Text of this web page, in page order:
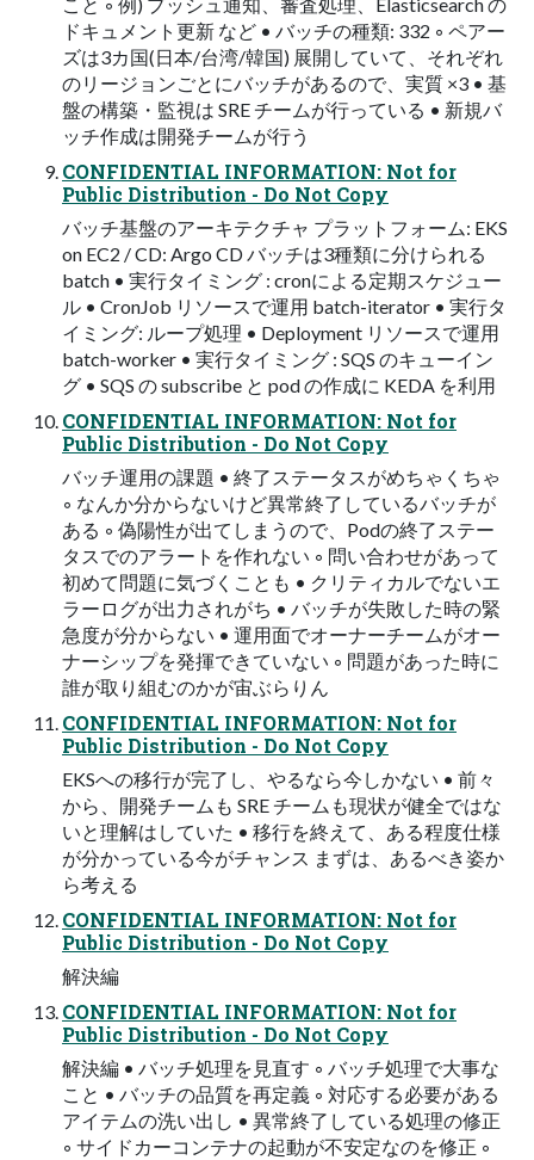
こと ◦ 例) プッシュ通知、審査処理、Elasticsearch の
ドキュメント更新 など • バッチの種類: 332 ◦ ペアー
ズは3カ国(日本/台湾/韓国) 展開していて、それぞれ
のリージョンごとにバッチがあるので、実質 ×3 • 基
盤の構築・監視は SRE チームが行っている • 新規バ
ッチ作成は開発チームが行う
CONFIDENTIAL INFORMATION: Not for
Public Distribution - Do Not Copy
バッチ基盤のアーキテクチャ プラットフォーム: EKS
on EC2 / CD: Argo CD バッチは3種類に分けられる
batch • 実行タイミング : cronによる定期スケジュー
ル • CronJob リソースで運用 batch-iterator • 実行タ
イミング: ループ処理 • Deployment リソースで運用
batch-worker • 実行タイミング : SQS のキューイン
グ • SQS の subscribe と pod の作成に KEDA を利用
CONFIDENTIAL INFORMATION: Not for
Public Distribution - Do Not Copy
バッチ運用の課題 • 終了ステータスがめちゃくちゃ
◦ なんか分からないけど異常終了しているバッチが
ある ◦ 偽陽性が出てしまうので、Podの終了ステー
タスでのアラートを作れない ◦ 問い合わせがあって
初めて問題に気づくことも • クリティカルでないエ
ラーログが出力されがち • バッチが失敗した時の緊
急度が分からない • 運用面でオーナーチームがオー
ナーシップを発揮できていない ◦ 問題があった時に
誰が取り組むのかが宙ぶらりん
CONFIDENTIAL INFORMATION: Not for
Public Distribution - Do Not Copy
EKSへの移行が完了し、やるなら今しかない • 前々
から、開発チームも SRE チームも現状が健全ではな
いと理解はしていた • 移行を終えて、ある程度仕様
が分かっている今がチャンス まずは、あるべき姿か
ら考える
CONFIDENTIAL INFORMATION: Not for
Public Distribution - Do Not Copy
解決編
CONFIDENTIAL INFORMATION: Not for
Public Distribution - Do Not Copy
解決編 • バッチ処理を見直す ◦ バッチ処理で大事な
こと • バッチの品質を再定義 ◦ 対応する必要がある
アイテムの洗い出し • 異常終了している処理の修正
◦ サイドカーコンテナの起動が不安定なのを修正 ◦